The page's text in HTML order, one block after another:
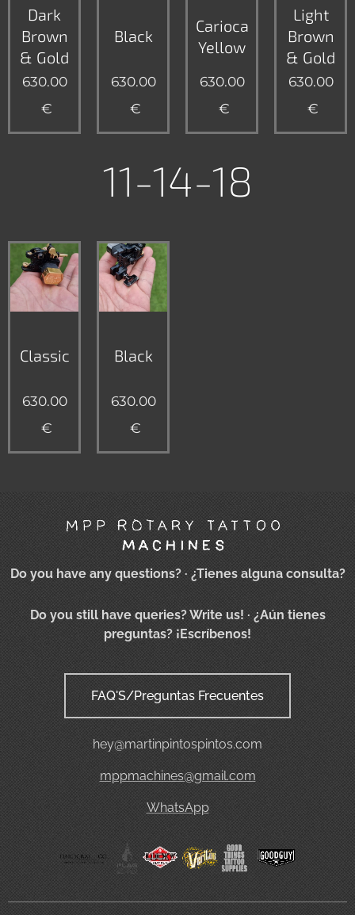
Dark
Brown
& Gold
630.00
€
Black
630.00
€
Carioca
Yellow
630.00
€
Light
Brown
& Gold
630.00
€
11-14-18
Classic
630.00
€
Black
630.00
€
Do you have any questions?· ¿Tienes alguna consulta?
Do you still have queries? Write us! · ¿Aún tienes
preguntas? ¡Escríbenos!
FAQ'S/Preguntas Frecuentes
hey@martinpintospintos.com
mppmachines@gmail.com
WhatsApp